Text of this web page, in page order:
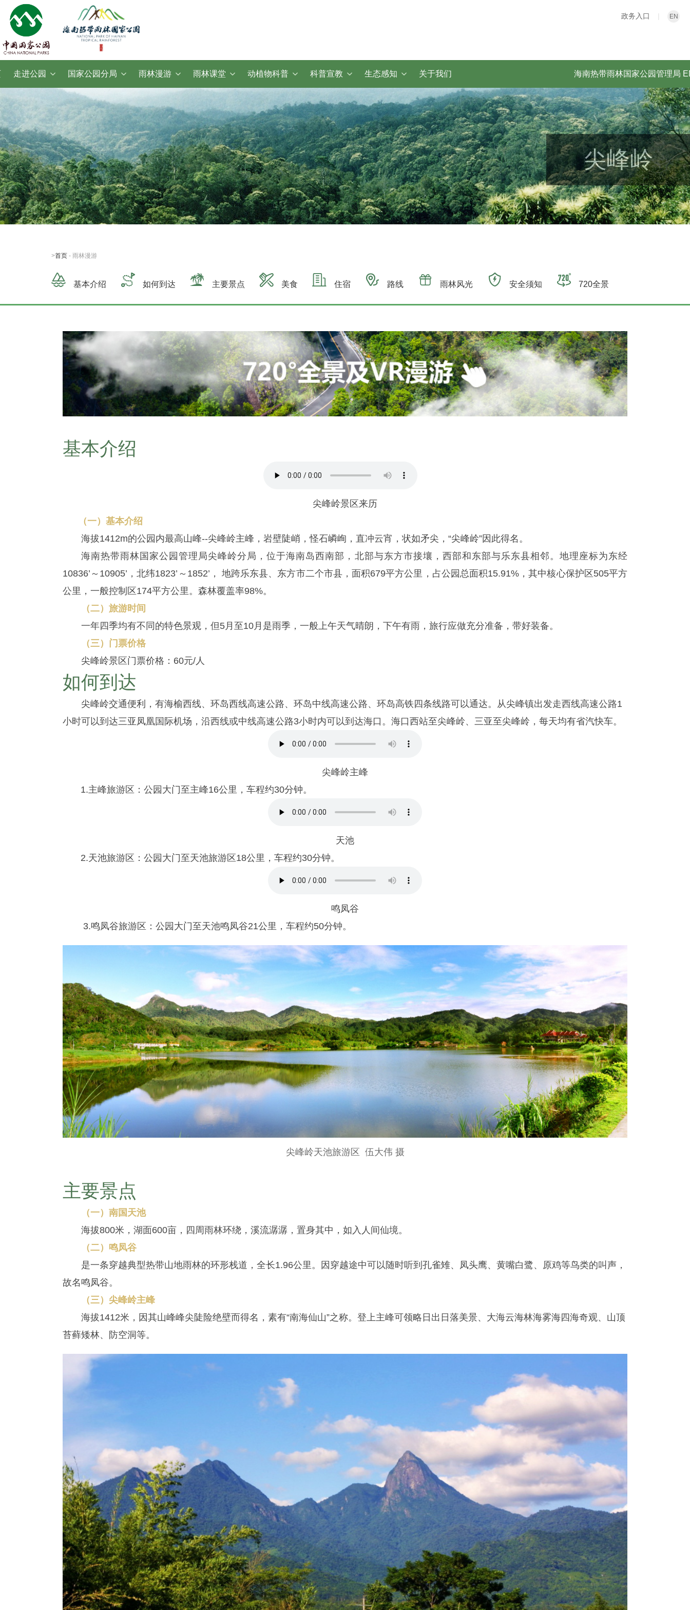
政务入口 EN
走进公园 国家公园分局 雨林漫游 雨林课堂 动植物科普 科普宣教 生态感知 关于我们 海南热带雨林国家公园管理局
尖峰岭
>首页- 雨林漫游
基本介绍 如何到达 主要景点 美食 住宿 路线 雨林风光 安全须知 720全景
基本介绍
尖峰岭景区来历
（一）基本介绍
海拔1412m的公园内最高山峰--尖峰岭主峰，岩壁陡峭，怪石嶙峋，直冲云宵，状如矛尖，“尖峰岭”因此得名。
海南热带雨林国家公园管理局尖峰岭分局，位于海南岛西南部，北部与东方市接壤，西部和东部与乐东县相邻。地理座标为东经
10836’～10905’，北纬1823’～1852’， 地跨乐东县、东方市二个市县，面积679平方公里，占公园总面积15.91%，其中核心保护区505平方
公里，一般控制区174平方公里。森林覆盖率98%。
（二）旅游时间
一年四季均有不同的特色景观，但5月至10月是雨季，一般上午天气晴朗，下午有雨，旅行应做充分准备，带好装备。
（三）门票价格
尖峰岭景区门票价格：60元/人
如何到达
尖峰岭交通便利，有海榆西线、环岛西线高速公路、环岛中线高速公路、环岛高铁四条线路可以通达。从尖峰镇出发走西线高速公路1
小时可以到达三亚凤凰国际机场，沿西线或中线高速公路3小时内可以到达海口。海口西站至尖峰岭、三亚至尖峰岭，每天均有省汽快车。
尖峰岭主峰
1.主峰旅游区：公园大门至主峰16公里，车程约30分钟。
天池
2.天池旅游区：公园大门至天池旅游区18公里，车程约30分钟。
鸣凤谷
3.鸣凤谷旅游区：公园大门至天池鸣凤谷21公里，车程约50分钟。
尖峰岭天池旅游区 伍大伟 摄
主要景点
（一）南国天池
海拔800米，湖面600亩，四周雨林环绕，溪流潺潺，置身其中，如入人间仙境。
（二）鸣凤谷
是一条穿越典型热带山地雨林的环形栈道，全长1.96公里。因穿越途中可以随时听到孔雀雉、凤头鹰、黄嘴白鹭、原鸡等鸟类的叫声，
故名鸣凤谷。
（三）尖峰岭主峰
海拔1412米，因其山峰峰尖陡险绝壁而得名，素有“南海仙山”之称。登上主峰可领略日出日落美景、大海云海林海雾海四海奇观、山顶
苔藓矮林、防空洞等。